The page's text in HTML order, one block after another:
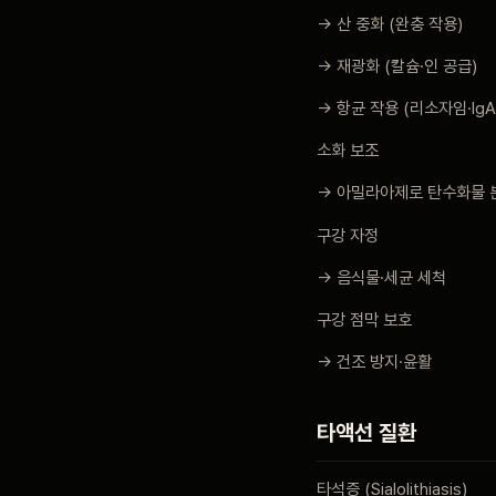
→ 산 중화 (완충 작용)
→ 재광화 (칼슘·인 공급)
→ 항균 작용 (리소자임
소화 보조
→ 아밀라아제로 탄수화물
구강 자정
→ 음식물·세균 세척
구강 점막 보호
→ 건조 방지·윤활
타액선 질환
타석증 (Sialolithiasis)